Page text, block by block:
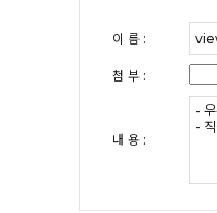
이 름 :
첨 부 :
내 용 :